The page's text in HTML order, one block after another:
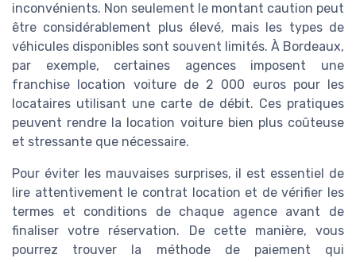
inconvénients. Non seulement le montant caution peut
être considérablement plus élevé, mais les types de
véhicules disponibles sont souvent limités. À Bordeaux,
par exemple, certaines agences imposent une
franchise location voiture de 2 000 euros pour les
locataires utilisant une carte de débit. Ces pratiques
peuvent rendre la location voiture bien plus coûteuse
et stressante que nécessaire.
Pour éviter les mauvaises surprises, il est essentiel de
lire attentivement le contrat location et de vérifier les
termes et conditions de chaque agence avant de
finaliser votre réservation. De cette manière, vous
pourrez trouver la méthode de paiement qui